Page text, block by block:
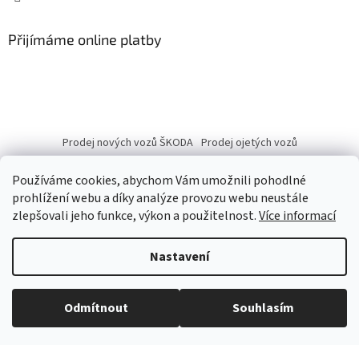
Používáme cookies, abychom Vám umožnili pohodlné
prohlížení webu a díky analýze provozu webu neustále
zlepšovali jeho funkce, výkon a použitelnost.Více informací
Nastavení
Odmítnout Souhlasím
Přijímáme online platby
Prodej nových vozů ŠKODA Prodej ojetých vozů
Copyright 2026eshop.autobranka.cz. Všechna práva vyhrazena.
Upravit nastavení cookies